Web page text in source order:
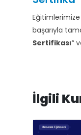
başarıyla
Sertifikası”
İlgili